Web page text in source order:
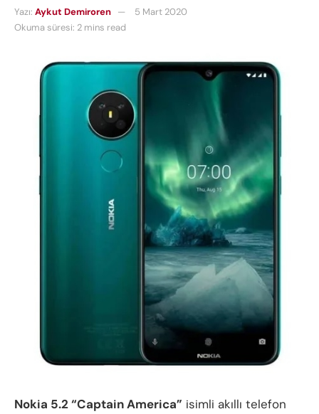
Yazı: Aykut Demiroren
5 Mart 2020
Okuma süresi: 2 mins read
Nokia 5.2 “Captain America” isimli akıllı telefon